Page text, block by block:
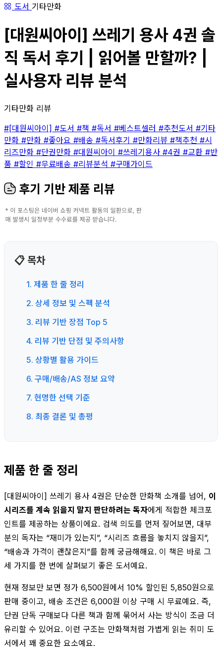
도서 기타만화
[대원씨아이] 쓰레기 용사 4권 솔
직 독서 후기 | 읽어볼 만할까? |
실사용자 리뷰 분석
기타만화 리뷰
#[대원씨아이] #도서 #책 #독서 #베스트셀러 #추천도서 #기타
만화 #만화 #좋아요 #배송 #독서후기 #만화리뷰 #책추천 #시
리즈만화 #단권만화 #대원씨아이 #쓰레기용사 #4권 #교환 #반
품 #할인 #무료배송 #리뷰분석 #구매가이드
후기 기반 제품 리뷰
📋 목차
1. 제품 한 줄 정리
2. 상세 정보 및 스펙 분석
3. 리뷰 기반 장점 Top 5
4. 리뷰 기반 단점 및 주의사항
5. 상황별 활용 가이드
6. 구매/배송/AS 정보 요약
7. 현명한 선택 기준
8. 최종 결론 및 총평
제품 한 줄 정리
[대원씨아이] 쓰레기 용사 4권은 단순한 만화책 소개를 넘어, 이
시리즈를 계속 읽을지 말지 판단하려는 독자에게 적합한 체크포
인트를 제공하는 상품이에요. 검색 의도를 먼저 짚어보면, 대부
분의 독자는 “재미가 있는지”, “시리즈 흐름을 놓치지 않을지”,
“배송과 가격이 괜찮은지”를 함께 궁금해해요. 이 책은 바로 그
세 가지를 한 번에 살펴보기 좋은 도서예요.
현재 정보만 보면 정가 6,500원에서 10% 할인된 5,850원으로
판매 중이고, 배송 조건은 6,000원 이상 구매 시 무료예요. 즉,
단권 단독 구매보다 다른 책과 함께 묶어서 사는 방식이 조금 더
유리할 수 있어요. 이런 구조는 만화책처럼 가볍게 읽는 취미 도
서에서 꽤 중요한 요소예요.